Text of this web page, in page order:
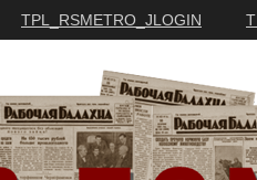
TPL_RSMETRO_JLOGIN